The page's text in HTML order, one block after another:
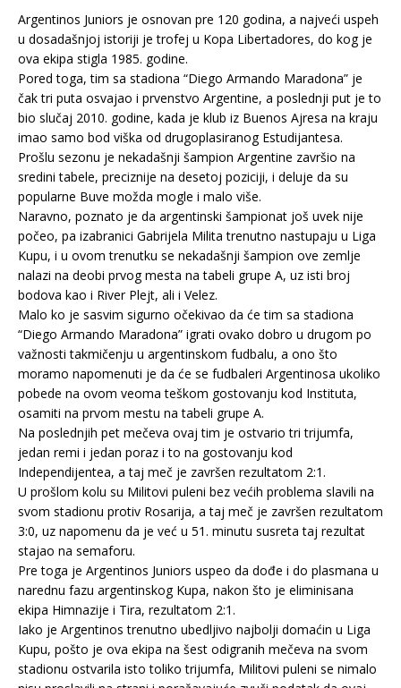
Argentinos Juniors je osnovan pre 120 godina, a najveći uspeh
u dosadašnjoj istoriji je trofej u Kopa Libertadores, do kog je
ova ekipa stigla 1985. godine.
Pored toga, tim sa stadiona “Diego Armando Maradona” je
čak tri puta osvajao i prvenstvo Argentine, a poslednji put je to
bio slučaj 2010. godine, kada je klub iz Buenos Ajresa na kraju
imao samo bod viška od drugoplasiranog Estudijantesa.
Prošlu sezonu je nekadašnji šampion Argentine završio na
sredini tabele, preciznije na desetoj poziciji, i deluje da su
popularne Buve možda mogle i malo više.
Naravno, poznato je da argentinski šampionat još uvek nije
počeo, pa izabranici Gabrijela Milita trenutno nastupaju u Liga
Kupu, i u ovom trenutku se nekadašnji šampion ove zemlje
nalazi na deobi prvog mesta na tabeli grupe A, uz isti broj
bodova kao i River Plejt, ali i Velez.
Malo ko je sasvim sigurno očekivao da će tim sa stadiona
“Diego Armando Maradona” igrati ovako dobro u drugom po
važnosti takmičenju u argentinskom fudbalu, a ono što
moramo napomenuti je da će se fudbaleri Argentinosa ukoliko
pobede na ovom veoma teškom gostovanju kod Instituta,
osamiti na prvom mestu na tabeli grupe A.
Na poslednjih pet mečeva ovaj tim je ostvario tri trijumfa,
jedan remi i jedan poraz i to na gostovanju kod
Independijentea, a taj meč je završen rezultatom 2:1.
U prošlom kolu su Militovi puleni bez većih problema slavili na
svom stadionu protiv Rosarija, a taj meč je završen rezultatom
3:0, uz napomenu da je već u 51. minutu susreta taj rezultat
stajao na semaforu.
Pre toga je Argentinos Juniors uspeo da dođe i do plasmana u
narednu fazu argentinskog Kupa, nakon što je eliminisana
ekipa Himnazije i Tira, rezultatom 2:1.
Iako je Argentinos trenutno ubedljivo najbolji domaćin u Liga
Kupu, pošto je ova ekipa na šest odigranih mečeva na svom
stadionu ostvarila isto toliko trijumfa, Militovi puleni se nimalo